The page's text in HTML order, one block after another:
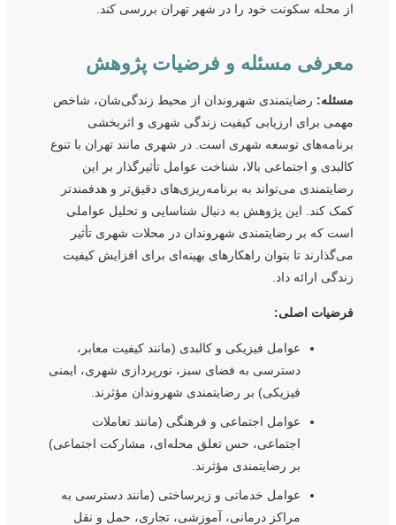
از محله سکونت خود را در شهر تهران بررسی کند.
معرفی مسئله و فرضیات پژوهش
مسئله:رضایتمندی شهروندان از محیط زندگی‌شان، شاخص
مهمی برای ارزیابی کیفیت زندگی شهری و اثربخشی
برنامه‌های توسعه شهری است. در شهری مانند تهران با تنوع
کالبدی و اجتماعی بالا، شناخت عوامل تأثیرگذار بر این
رضایتمندی می‌تواند به برنامه‌ریزی‌های دقیق‌تر و هدفمندتر
کمک کند. این پژوهش به دنبال شناسایی و تحلیل عواملی
است که بر رضایتمندی شهروندان در محلات شهری تأثیر
می‌گذارند تا بتوان راهکارهای بهینه‌ای برای افزایش کیفیت
زندگی ارائه داد.
فرضیات اصلی:
عوامل فیزیکی و کالبدی (مانند کیفیت معابر،
دسترسی به فضای سبز، نورپردازی شهری، ایمنی
فیزیکی) بر رضایتمندی شهروندان مؤثرند.
عوامل اجتماعی و فرهنگی (مانند تعاملات
اجتماعی، حس تعلق محله‌ای، مشارکت اجتماعی)
بر رضایتمندی مؤثرند.
عوامل خدماتی و زیرساختی (مانند دسترسی به
مراکز درمانی، آموزشی، تجاری، حمل و نقل